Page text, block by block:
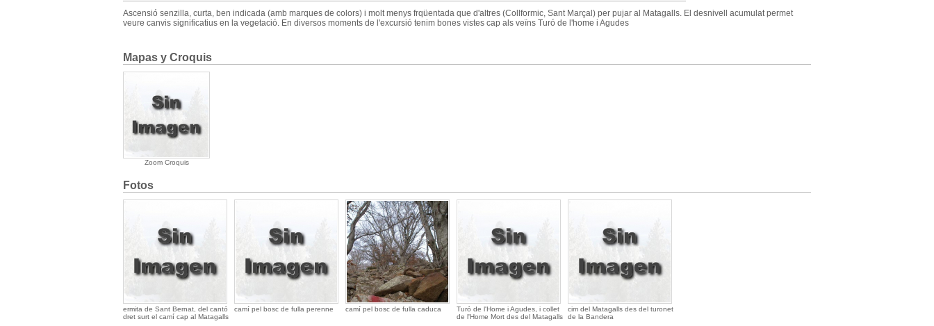
Ascensió senzilla, curta, ben indicada (amb marques de colors) i molt menys frqüentada que d'altres (Collformic, Sant Marçal) per pujar al Matagalls. El desnivell acumulat permet
veure canvis significatius en la vegetació. En diversos moments de l'excursió tenim bones vistes cap als veïns Turó de l'home i Agudes
Mapas y Croquis
Zoom Croquis
Fotos
ermita de Sant Bernat, del cantó
dret surt el camí cap al Matagalls
camí pel bosc de fulla perenne camí pel bosc de fulla caduca
Turó de l'Home i Agudes, i collet
de l'Home Mort des del Matagalls
cim del Matagalls des del turonet
de la Bandera